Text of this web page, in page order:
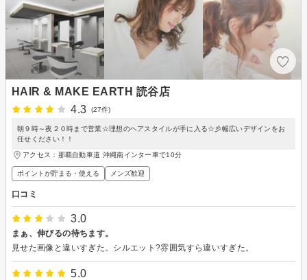
HAIR & MAKE EARTH 読谷店
4.3
(27件)
朝９時～夜２０時まで営業☆理想のヘアスタイルが手に入る☆彡幅広いデザインをお
任せください！！
アクセス：那覇自動車道 沖縄南インター車で10分
ポイントが貯まる・使える メンズ歓迎
口コミ
3.0
まぁ、伸びるの待ちます。
見せた画像と違いすぎた。シルエット?雰囲気すら違いすぎた。
5.0